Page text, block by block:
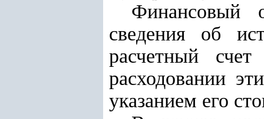
Финансовый
сведения об
расчетный
расходовании
указанием его